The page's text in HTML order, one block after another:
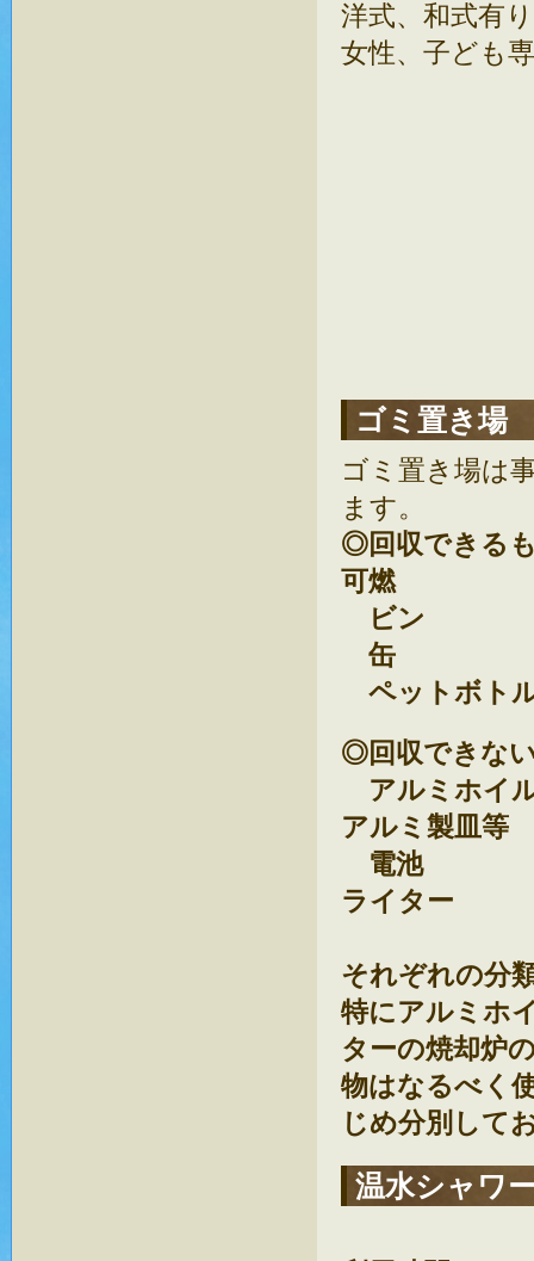
洋式、和式有
女性、子ども
ゴミ置き場
ゴミ置き場は
ます。
◎回収できる
可燃
ビン
缶
ペットボト
◎回収できな
アルミホイ
アルミ製皿等
電池
ライター
それぞれの分
特にアルミホ
ターの焼却炉
物はなるべく
じめ分別して
温水シャワ